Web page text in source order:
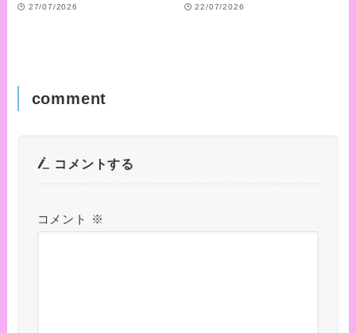
27/07/2026 22/07/2026
comment
コメントする
コメント ※